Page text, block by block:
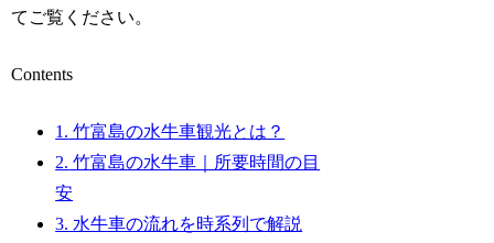
てご覧ください。
Contents
1. 竹富島の水牛車観光とは？
2. 竹富島の水牛車｜所要時間の目
安
3. 水牛車の流れを時系列で解説